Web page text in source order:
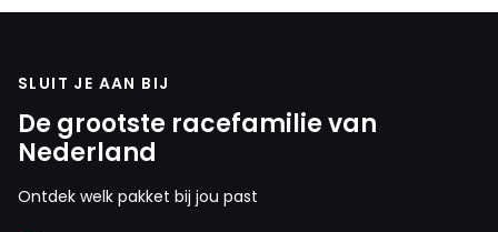
SLUIT JE AAN BIJ
De grootste racefamilie van
Nederland
Ontdek welk pakket bij jou past